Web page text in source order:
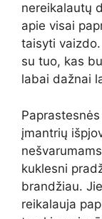
nereikalautų
apie visai
taisyti
su tuo, kas
labai dažnai
įmantrių
kuklesni
brandžiau.
reikalauja